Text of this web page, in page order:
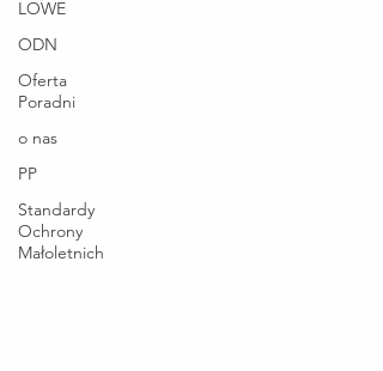
LOWE
ODN
Oferta
Poradni
o nas
PP
Standardy
Ochrony
Małoletnich